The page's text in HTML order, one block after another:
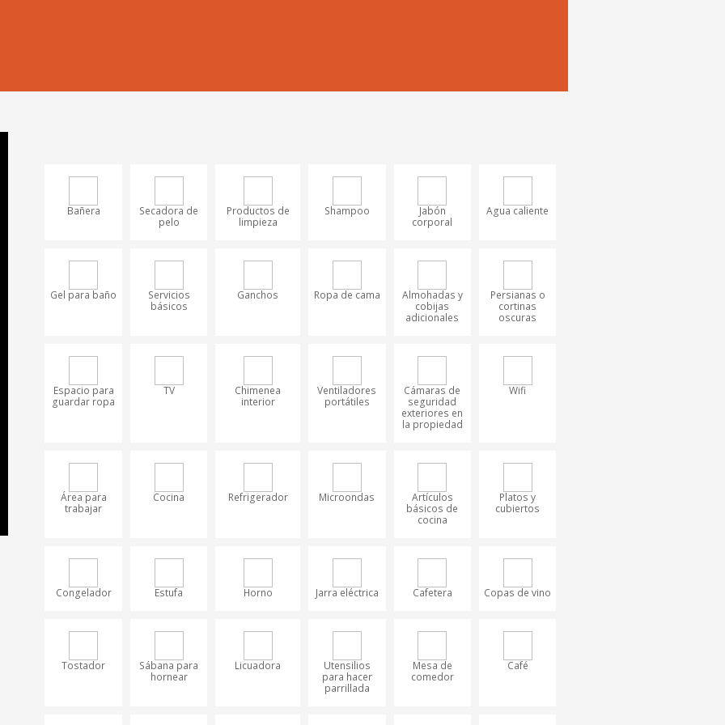
Bañera
Secadora de
pelo
Productos de
limpieza
Shampoo
Jabón
corporal
Agua caliente
Gel para baño
Servicios
básicos
Ganchos Ropa de cama
Almohadas y
cobijas
adicionales
Persianas o
cortinas
oscuras
Espacio para
guardar ropa
TV
Chimenea
interior
Ventiladores
portátiles
Cámaras de
seguridad
exteriores en
la propiedad
Wifi
Área para
trabajar
Cocina Refrigerador Microondas
Artículos
básicos de
cocina
Platos y
cubiertos
Congelador Estufa Horno Jarra eléctrica Cafetera Copas de vino
Tostador
Sábana para
hornear
Licuadora
Utensilios
para hacer
parrillada
Mesa de
comedor
Café